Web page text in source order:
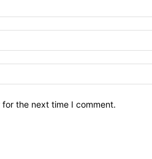
the next time I comment.